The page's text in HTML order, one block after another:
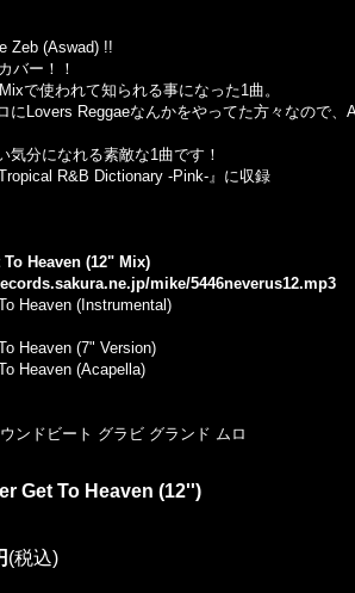
Zeb (Aswad) !!
バー！！
で使われて知られる事になった1曲。
にLovers Reggaeなんかをやってた方々なので
気分になれる素敵な1曲です！
R&B Dictionary -Pink-』に収録
Heaven (12" Mix)
mike/5446neverus12.mp3
Heaven (Instrumental)
Heaven (7" Version)
Heaven (Acapella)
ンドビート グラビ グランド ムロ
Get To Heaven (12'')
(税込)